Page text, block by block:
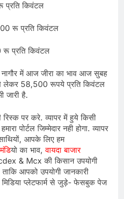
प्रति किवंटल
रू प्रति किवंटल
प्रति किवंटल
नागौर में आज जीरा का भाव आज सुबह
लेकर 58,500 रूपये प्रति किवंटल
जारी है.
रिस्क पर करे. व्यापर में हुये किसी
पोर्टल जिम्मेदार नही होगा. व्यापर
आपके लिए हम
यो का भाव, वायदा बाजार
& Mcx की किसान उपयोगी
आपको उपयोगी जानकारी
मिडिया प्लेटफार्म से जुड़े- फेसबुक पेज